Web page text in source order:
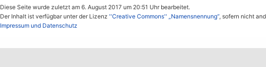
Diese Seite wurde zuletzt am 6. August 2017 um 20:51 Uhr bearbeitet.
Der Inhalt ist verfügbar unter der Lizenz''Creative Commons'' „Namensnennung“, sofern nicht
Impressum und Datenschutz